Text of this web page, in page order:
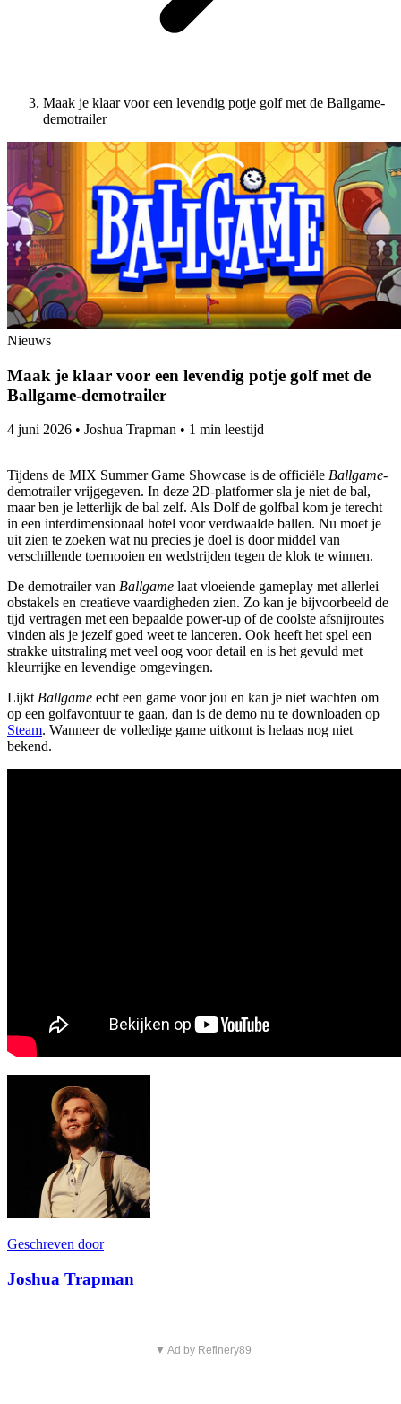
Maak je klaar voor een levendig potje golf met de Ballgame-
demotrailer
Nieuws
Maak je klaar voor een levendig potje golf met de
Ballgame-demotrailer
4 juni 2026 • Joshua Trapman • 1 min leestijd
Tijdens de MIX Summer Game Showcase is de officiële Ballgame-
demotrailer vrijgegeven. In deze 2D-platformer sla je niet de bal,
maar ben je letterlijk de bal zelf. Als Dolf de golfbal kom je terecht
in een interdimensionaal hotel voor verdwaalde ballen. Nu moet je
uit zien te zoeken wat nu precies je doel is door middel van
verschillende toernooien en wedstrijden tegen de klok te winnen.
De demotrailer van Ballgame laat vloeiende gameplay met allerlei
obstakels en creatieve vaardigheden zien. Zo kan je bijvoorbeeld de
tijd vertragen met een bepaalde power-up of de coolste afsnijroutes
vinden als je jezelf goed weet te lanceren. Ook heeft het spel een
strakke uitstraling met veel oog voor detail en is het gevuld met
kleurrijke en levendige omgevingen.
Lijkt Ballgame echt een game voor jou en kan je niet wachten om
op een golfavontuur te gaan, dan is de demo nu te downloaden op
Steam. Wanneer de volledige game uitkomt is helaas nog niet
bekend.
Geschreven door
Joshua Trapman
▼ Ad by Refinery89